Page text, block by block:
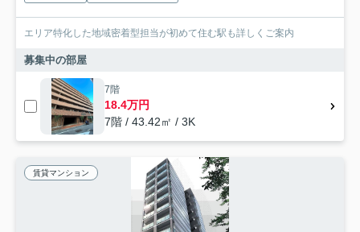
エリア特化した地域密着型担当が初めて住む駅も詳しくご案内
募集中の部屋
7階
18.4万円
7階 / 43.42㎡ / 3K
賃貸マンション